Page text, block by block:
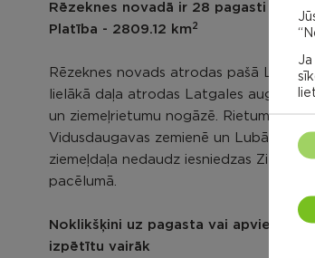
Rēzeknes novadā ir 28 pagasti un
Platība - 2809.12 km2
Rēzeknes novads atrodas pašā
lielākā daļa atrodas Latgales
un ziemeļrietumu nogāzē. Rietumdaļa –
Vidusdaugavas zemienē un Lubāna
ziemeļdaļa nedaudz iesniedzas
pacēlumā.
Noklikšķini uz pagasta vai apvienības
izpētītu vairāk